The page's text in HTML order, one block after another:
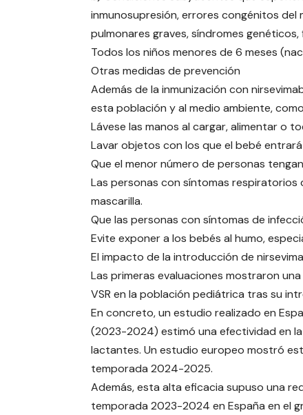
inmunosupresión, errores congénitos del
pulmonares graves, síndromes
Todos los niños menores de 6 meses
Otras medidas de prevención
Además de la inmunización con
esta población y al medio ambiente,
Lávese las manos al cargar, alimentar o
Lavar objetos con los que el bebé
Que el menor número de personas
Las personas con síntomas
mascarilla.
Que las personas con síntomas de
Evite exponer a los bebés al humo,
El impacto de la introducción de
Las primeras evaluaciones mostraron
VSR en la población pediátrica tras su
En concreto, un estudio realizado en
(2023-2024) estimó una efectividad en
lactantes. Un estudio europeo mostró
temporada 2024-2025.
Además, esta alta eficacia supuso una
temporada 2023-2024 en España en el